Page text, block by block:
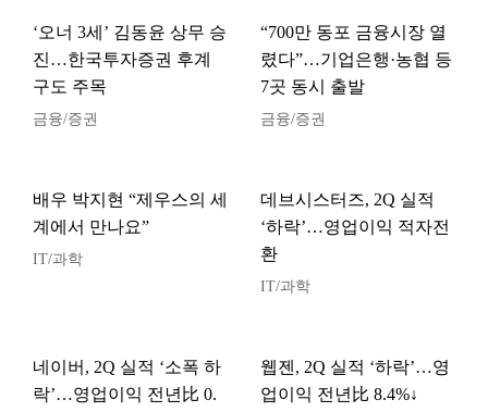
‘오너 3세’ 김동윤 상무 승
진…한국투자증권 후계
구도 주목
금융/증권
“700만 동포 금융시장 열
렸다”…기업은행·농협 등
7곳 동시 출발
금융/증권
배우 박지현 “제우스의 세
계에서 만나요”
IT/과학
데브시스터즈, 2Q 실적
‘하락’…영업이익 적자전
환
IT/과학
네이버, 2Q 실적 ‘소폭 하
락’…영업이익 전년比 0.
웹젠, 2Q 실적 ‘하락’…영
업이익 전년比 8.4%↓